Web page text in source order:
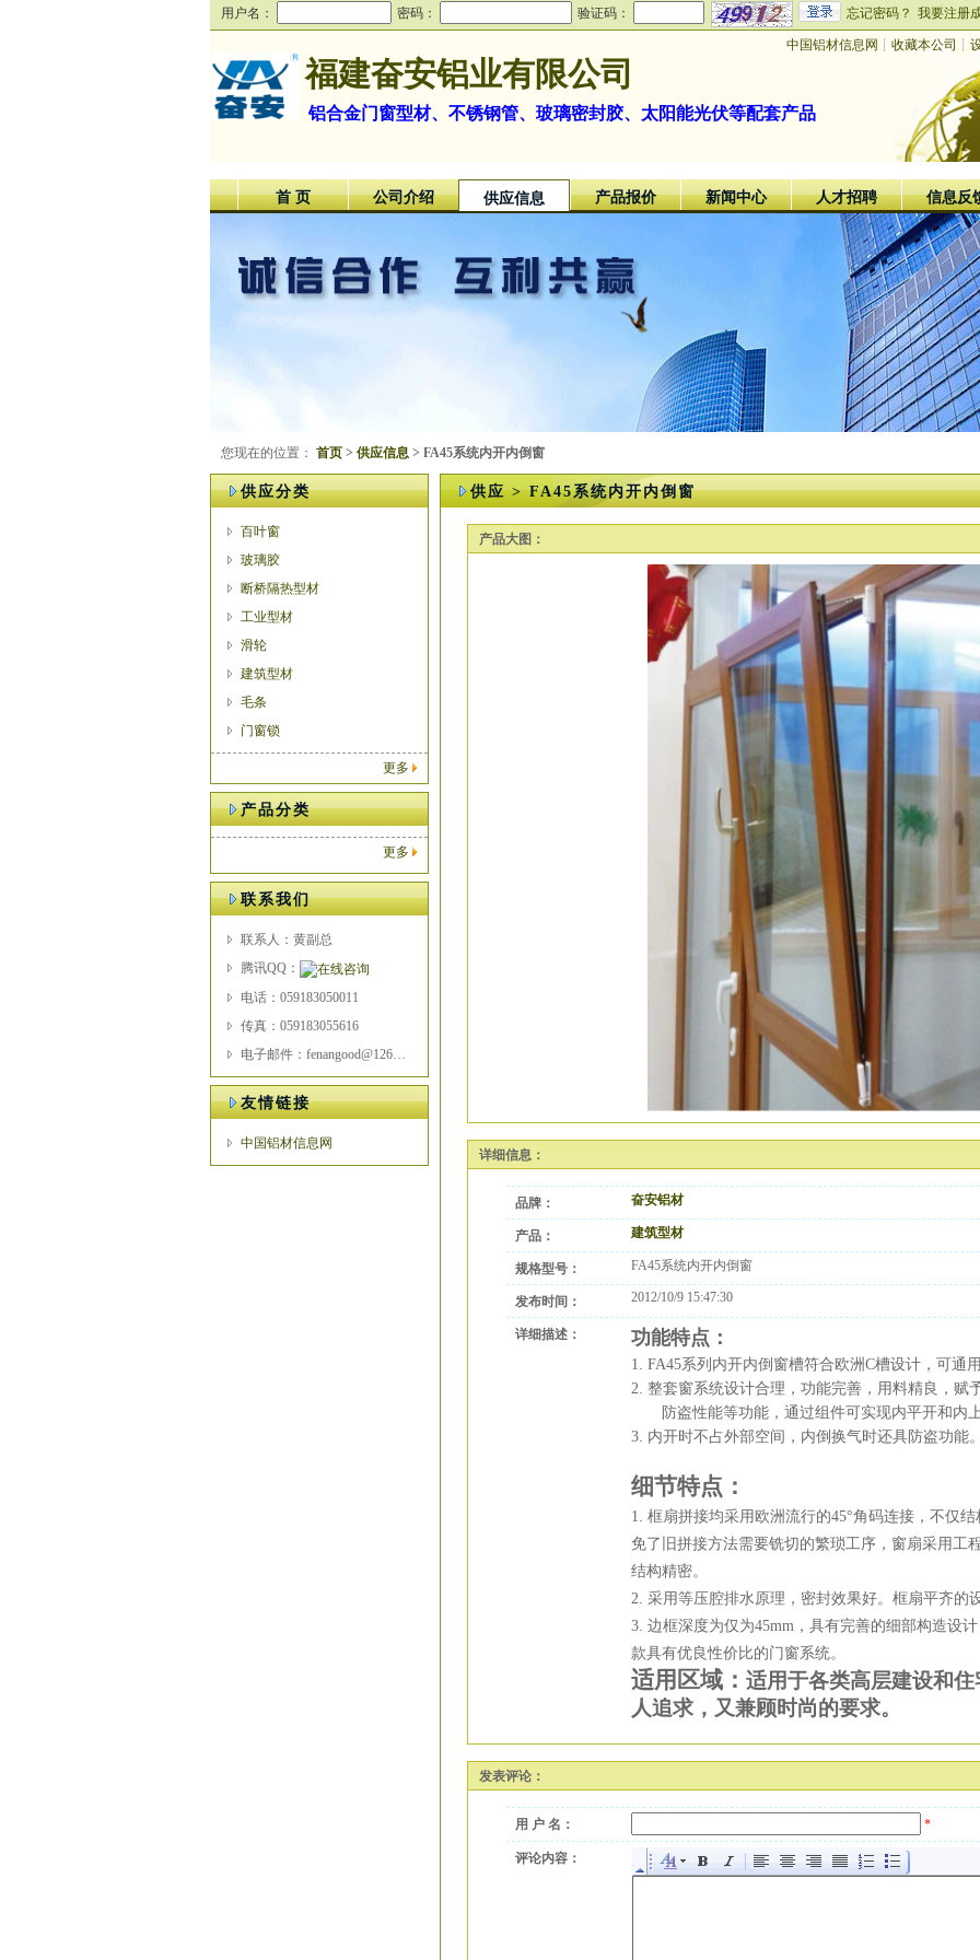
用户名： 密码： 验证码： 忘记密码？ 我要注册
中国铝材信息网 ┊ 收藏本公司 ┊
福建奋安铝业有限公司
铝合金门窗型材、不锈钢管、玻璃密封胶、太阳能光伏等配套产品
首 页 公司介绍 供应信息 产品报价 新闻中心 人才招聘 信息反
您现在的位置： 首页 > 供应信息 > FA45系统内开内倒窗
供应分类
百叶窗
玻璃胶
断桥隔热型材
工业型材
滑轮
建筑型材
毛条
门窗锁
更多
产品分类
更多
联系我们
联系人：黄副总
腾讯QQ：
电话：059183050011
传真：059183055616
电子邮件：fenangood@126.com
友情链接
中国铝材信息网
供应 > FA45系统内开内倒窗
产品大图：
详细信息：
品牌： 奋安铝材
产品： 建筑型材
规格型号： FA45系统内开内倒窗
发布时间： 2012/10/9 15:47:30
详细描述： 功能特点：
1. FA45系列内开内倒窗槽符合欧洲C槽设计，可通
2. 整套窗系统设计合理，功能完善，用料精良，赋
防盗性能等功能，通过组件可实现内平开和内
3. 内开时不占外部空间，内倒换气时还具防盗功能
细节特点：
1. 框扇拼接均采用欧洲流行的45°角码连接，不仅
免了旧拼接方法需要铣切的繁琐工序，窗扇采用工
结构精密。
2. 采用等压腔排水原理，密封效果好。框扇平齐的
3. 边框深度为仅为45mm，具有完善的细部构造设
款具有优良性价比的门窗系统。
适用区域： 适用于各类高层建设和
人追求，又兼顾时尚的要求。
发表评论：
用 户 名： *
评论内容：